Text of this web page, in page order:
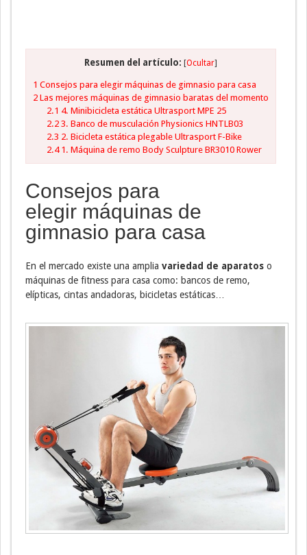
Resumen del artículo: [Ocultar]
1 Consejos para elegir máquinas de gimnasio para casa
2 Las mejores máquinas de gimnasio baratas del momento
2.1 4. Minibicicleta estática Ultrasport MPE 25
2.23. Banco de musculación Physionics HNTLB03
2.3 2. Bicicleta estática plegable Ultrasport F-Bike
2.41. Máquina de remo Body Sculpture BR3010 Rower
Consejos para
elegir máquinas de
gimnasio para casa
En el mercado existe una amplia variedad de aparatos o
máquinas de fitness para casa como: bancos de remo,
elípticas, cintas andadoras, bicicletas estáticas…